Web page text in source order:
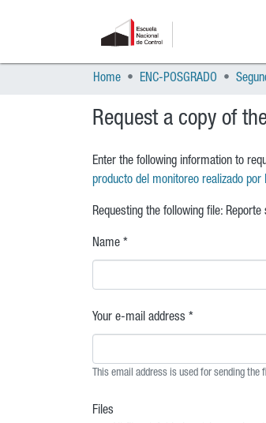
Home ENC-POSGRADO
Request a copy of
Enter the following information to
producto del monitoreo realizado
Requesting the following file:
Name *
Your e-mail address *
This email address is used for sending the
Files